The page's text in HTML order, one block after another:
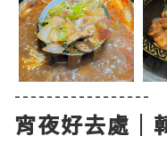
-----------------
宵夜好去處｜